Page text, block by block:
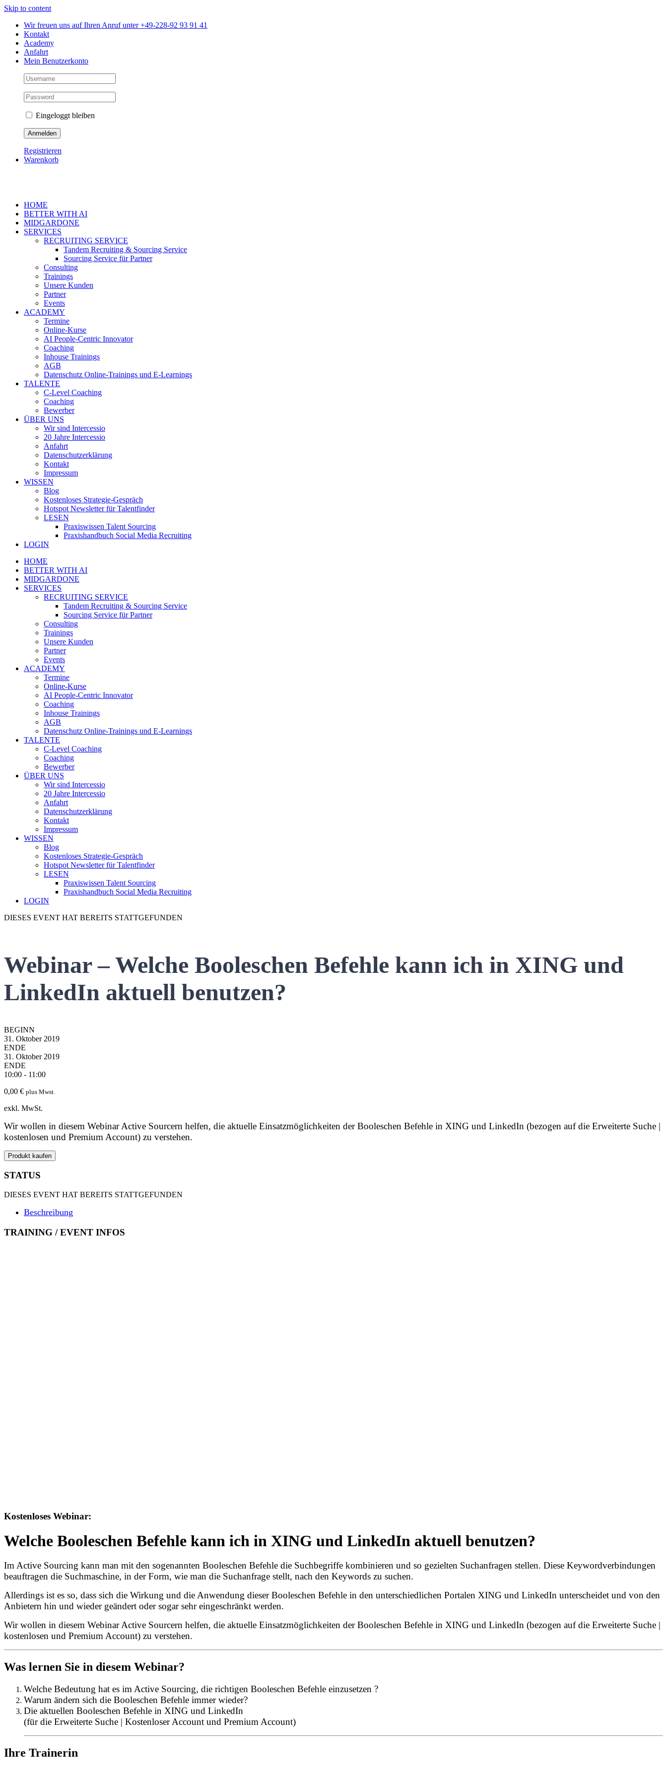
Skip to content
Wir freuen uns auf Ihren Anruf unter +49-228-92 93 91 41
Kontakt
Academy
Anfahrt
Mein Benutzerkonto
Eingeloggt bleiben
Registrieren
Warenkorb
HOME
BETTER WITH AI
MIDGARDONE
SERVICES
RECRUITING SERVICE
Tandem Recruiting & Sourcing Service
Sourcing Service für Partner
Consulting
Trainings
Unsere Kunden
Partner
Events
ACADEMY
Termine
Online-Kurse
AI People-Centric Innovator
Coaching
Inhouse Trainings
AGB
Datenschutz Online-Trainings und E-Learnings
TALENTE
C-Level Coaching
Coaching
Bewerber
ÜBER UNS
Wir sind Intercessio
20 Jahre Intercessio
Anfahrt
Datenschutzerklärung
Kontakt
Impressum
WISSEN
Blog
Kostenloses Strategie-Gespräch
Hotspot Newsletter für Talentfinder
LESEN
Praxiswissen Talent Sourcing
Praxishandbuch Social Media Recruiting
LOGIN
HOME
BETTER WITH AI
MIDGARDONE
SERVICES
RECRUITING SERVICE
Tandem Recruiting & Sourcing Service
Sourcing Service für Partner
Consulting
Trainings
Unsere Kunden
Partner
Events
ACADEMY
Termine
Online-Kurse
AI People-Centric Innovator
Coaching
Inhouse Trainings
AGB
Datenschutz Online-Trainings und E-Learnings
TALENTE
C-Level Coaching
Coaching
Bewerber
ÜBER UNS
Wir sind Intercessio
20 Jahre Intercessio
Anfahrt
Datenschutzerklärung
Kontakt
Impressum
WISSEN
Blog
Kostenloses Strategie-Gespräch
Hotspot Newsletter für Talentfinder
LESEN
Praxiswissen Talent Sourcing
Praxishandbuch Social Media Recruiting
LOGIN
DIESES EVENT HAT BEREITS STATTGEFUNDEN
Webinar – Welche Booleschen Befehle kann ich in XING und
LinkedIn aktuell benutzen?
BEGINN
31. Oktober 2019
ENDE
31. Oktober 2019
ENDE
10:00 - 11:00
0,00 € plus Mwst.
exkl. MwSt.
Wir wollen in diesem Webinar Active Sourcern helfen, die aktuelle Einsatzmöglichkeiten der Booleschen Befehle in XING und LinkedIn (bezogen auf die Erweiterte Suche |
kostenlosen und Premium Account) zu verstehen.
Produkt kaufen
STATUS
DIESES EVENT HAT BEREITS STATTGEFUNDEN
Beschreibung
TRAINING / EVENT INFOS
Kostenloses Webinar:
Welche Booleschen Befehle kann ich in XING und LinkedIn aktuell benutzen?
Im Active Sourcing kann man mit den sogenannten Booleschen Befehle die Suchbegriffe kombinieren und so gezielten Suchanfragen stellen. Diese Keywordverbindungen
beauftragen die Suchmaschine, in der Form, wie man die Suchanfrage stellt, nach den Keywords zu suchen.
Allerdings ist es so, dass sich die Wirkung und die Anwendung dieser Booleschen Befehle in den unterschiedlichen Portalen XING und LinkedIn unterscheidet und von den
Anbietern hin und wieder geändert oder sogar sehr eingeschränkt werden.
Wir wollen in diesem Webinar Active Sourcern helfen, die aktuelle Einsatzmöglichkeiten der Booleschen Befehle in XING und LinkedIn (bezogen auf die Erweiterte Suche |
kostenlosen und Premium Account) zu verstehen.
Was lernen Sie in diesem Webinar?
Welche Bedeutung hat es im Active Sourcing, die richtigen Booleschen Befehle einzusetzen ?
Warum ändern sich die Booleschen Befehle immer wieder?
Die aktuellen Booleschen Befehle in XING und LinkedIn
(für die Erweiterte Suche | Kostenloser Account und Premium Account)
Ihre Trainerin